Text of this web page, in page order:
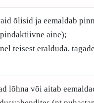
õlisid ja eemaldab
aine);
teisest eralduda,
lõhna või aitab